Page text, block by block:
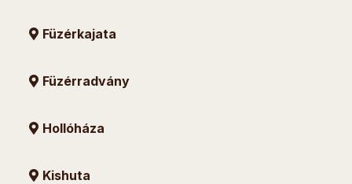
Füzérkajata
Füzérradvány
Hollóháza
Kishuta